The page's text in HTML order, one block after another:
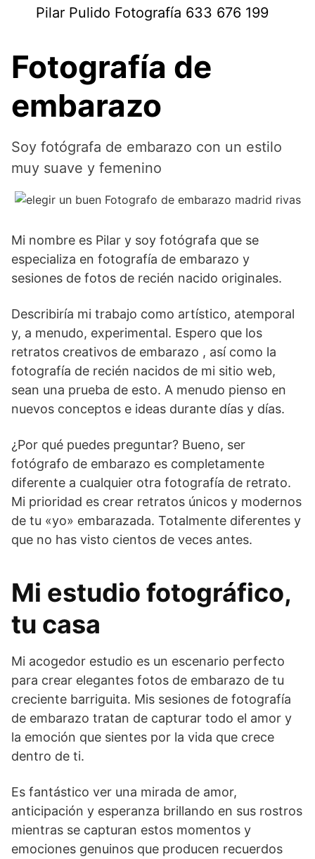
Pilar Pulido Fotografía 633 676 199
Fotografía de
embarazo
Soy fotógrafa de embarazo con un estilo
muy suave y femenino
Mi nombre es Pilar y soy fotógrafa que se
especializa en fotografía de embarazo y
sesiones de fotos de recién nacido originales.
Describiría mi trabajo como artístico, atemporal
y, a menudo, experimental. Espero que los
retratos creativos de embarazo , así como la
fotografía de recién nacidos de mi sitio web,
sean una prueba de esto. A menudo pienso en
nuevos conceptos e ideas durante días y días.
¿Por qué puedes preguntar? Bueno, ser
fotógrafo de embarazo es completamente
diferente a cualquier otra fotografía de retrato.
Mi prioridad es crear retratos únicos y modernos
de tu «yo» embarazada. Totalmente diferentes y
que no has visto cientos de veces antes.
Mi estudio fotográfico,
tu casa
Mi acogedor estudio es un escenario perfecto
para crear elegantes fotos de embarazo de tu
creciente barriguita. Mis sesiones de fotografía
de embarazo tratan de capturar todo el amor y
la emoción que sientes por la vida que crece
dentro de ti.
Es fantástico ver una mirada de amor,
anticipación y esperanza brillando en sus rostros
mientras se capturan estos momentos y
emociones genuinos que producen recuerdos